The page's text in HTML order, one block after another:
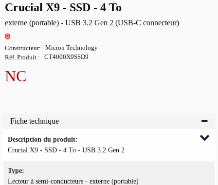
Crucial X9 - SSD - 4 To
externe (portable) - USB 3.2 Gen 2 (USB-C connecteur)
Constructeur Micron Technology
Réf. Produit CT4000X9SSD9
NC
Fiche technique
Description du produit
Crucial X9 - SSD - 4 To - USB 3.2 Gen 2
Type
Lecteur à semi-conducteurs - externe (portable)